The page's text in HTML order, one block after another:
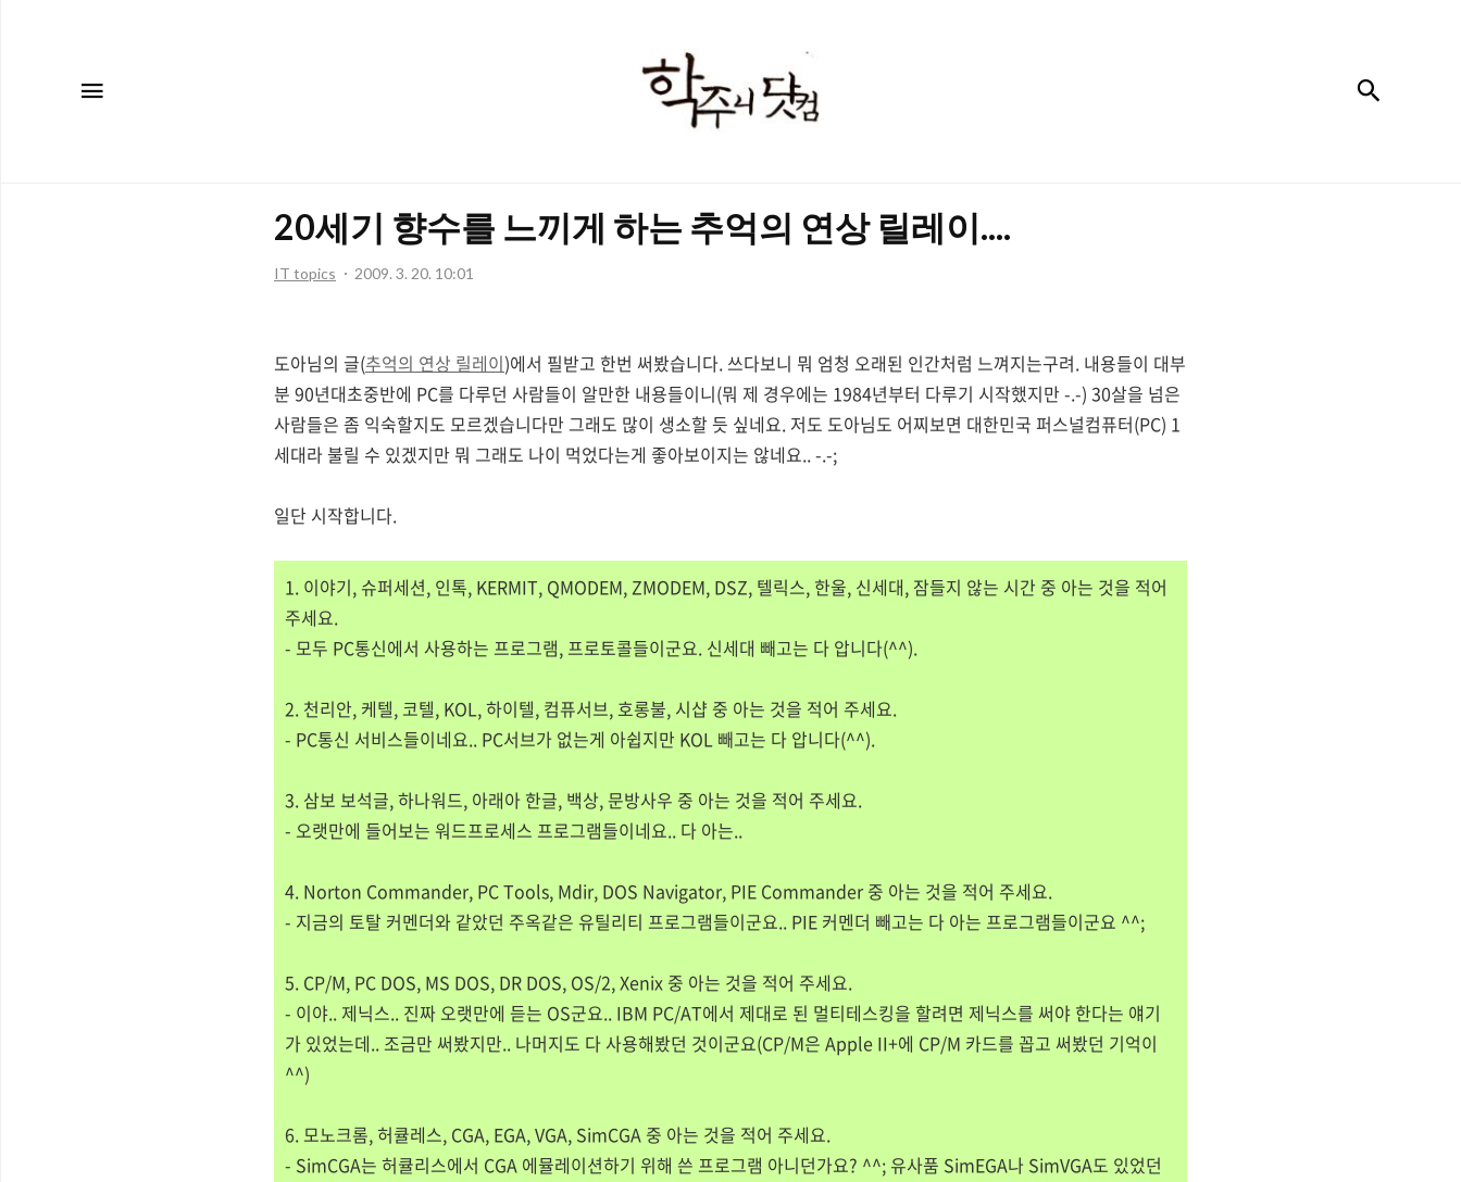
주
닷
컴
20세기 향수를 느끼게 하는 추억의 연상 릴레이....
IT topics 2009. 3. 20. 10:01
도아님의 글(추억의 연상 릴레이)에서 필받고 한번 써봤습니다. 쓰다보니 뭐 엄청 오래된 인간처럼 느껴지는구려. 내용들이 대부
분 90년대초중반에 PC를 다루던 사람들이 알만한 내용들이니(뭐 제 경우에는 1984년부터 다루기 시작했지만 -.-) 30살을 넘은
사람들은 좀 익숙할지도 모르겠습니다만 그래도 많이 생소할 듯 싶네요. 저도 도아님도 어찌보면 대한민국 퍼스널컴퓨터(PC) 1
세대라 불릴 수 있겠지만 뭐 그래도 나이 먹었다는게 좋아보이지는 않네요.. -.-;
일단 시작합니다.
1. 이야기, 슈퍼세션, 인톡, KERMIT, QMODEM, ZMODEM, DSZ, 텔릭스, 한울, 신세대, 잠들지 않는 시간 중 아는 것을 적어
주세요.
- 모두 PC통신에서 사용하는 프로그램, 프로토콜들이군요. 신세대 빼고는 다 압니다(^^).
2. 천리안, 케텔, 코텔, KOL, 하이텔, 컴퓨서브, 호롱불, 시샵 중 아는 것을 적어 주세요.
- PC통신 서비스들이네요.. PC서브가 없는게 아쉽지만 KOL 빼고는 다 압니다(^^).
3. 삼보 보석글, 하나워드, 아래아 한글, 백상, 문방사우 중 아는 것을 적어 주세요.
- 오랫만에 들어보는 워드프로세스 프로그램들이네요.. 다 아는..
4. Norton Commander, PC Tools, Mdir, DOS Navigator, PIE Commander 중 아는 것을 적어 주세요.
- 지금의 토탈 커멘더와 같았던 주옥같은 유틸리티 프로그램들이군요.. PIE 커멘더 빼고는 다 아는 프로그램들이군요 ^^;
5. CP/M, PC DOS, MS DOS, DR DOS, OS/2, Xenix 중 아는 것을 적어 주세요.
- 이야.. 제닉스.. 진짜 오랫만에 듣는 OS군요.. IBM PC/AT에서 제대로 된 멀티테스킹을 할려면 제닉스를 써야 한다는 얘기
가 있었는데.. 조금만 써봤지만.. 나머지도 다 사용해봤던 것이군요(CP/M은 Apple II+에 CP/M 카드를 꼽고 써봤던 기억이
^^)
6. 모노크롬, 허큘레스, CGA, EGA, VGA, SimCGA 중 아는 것을 적어 주세요.
- SimCGA는 허큘리스에서 CGA 에뮬레이션하기 위해 쓴 프로그램 아니던가요? ^^; 유사품 SimEGA나 SimVGA도 있었던